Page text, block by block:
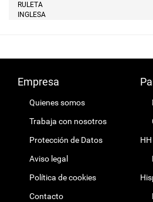
RULETA
INGLESA
Empresa
Quienes somos
Trabaja con nosotros
Protección de Datos
Aviso legal
Política de cookies
Contacto
HH